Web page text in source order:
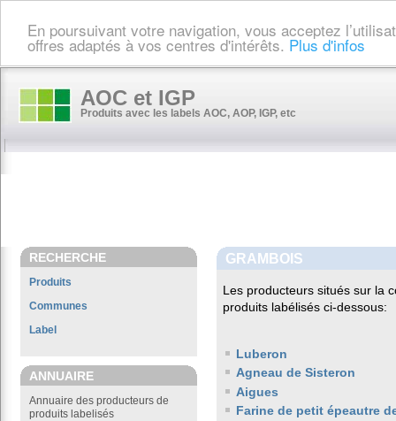
En poursuivant votre navigation, vous acceptez
offres adaptés à vos centres d'intérêts. Plus d'infos
AOC et IGP
Produits avec les labels AOC, AOP, IGP, etc
RECHERCHE
Produits
Communes
Label
ANNUAIRE
Annuaire des producteurs de
produits labelisés
GRAMBOIS
Les producteurs situés sur la
produits labélisés ci-dessous:
Luberon
Agneau de Sisteron
Aigues
Farine de petit épeautre